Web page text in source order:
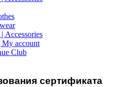
Accessories
account
Club
сертификата